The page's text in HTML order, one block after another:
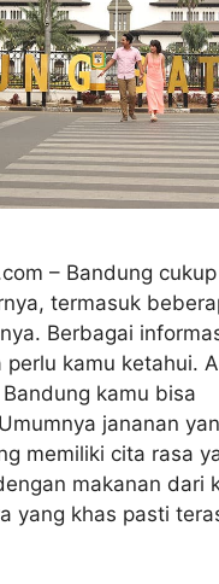
– Bandung
termasuk
Berbagai
perlu kamu ketahui.
kamu bisa
jananan
memiliki cita rasa
makanan dari
yang khas pasti